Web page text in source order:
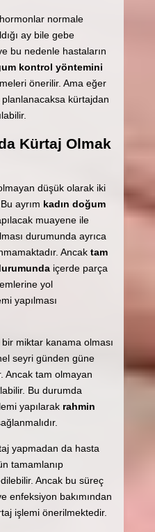
normale
ay bile gebe
bu nedenle hastaların
kontrol yöntemini
önerilir. Ama eğer
kürtajdan
Kürtaj Olmak
düşük olarak iki
ayrım kadın doğum
muayene ile
durumunda ayrıca
Ancak tam
içerde parça
yol
yapılması
miktar kanama olması
seyri günden güne
Ancak tam olmayan
Bu durumda
yapılarak rahmin
yapmadan da hasta
tamamlanıp
Ancak bu süreç
enfeksiyon bakımından
işlemi önerilmektedir.